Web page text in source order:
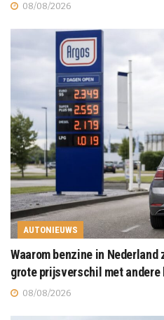
08/08/2026
AUTONIEUWS
Waarom benzine in
grote prijsverschil met andere
08/08/2026